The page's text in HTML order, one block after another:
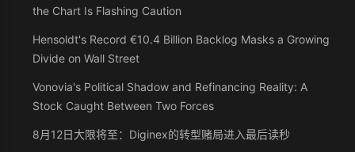
the Chart Is Flashing Caution
Hensoldt's Record €10.4 Billion Backlog Masks a Growing
Divide on Wall Street
Vonovia's Political Shadow and Refinancing Reality: A
Stock Caught Between Two Forces
8月12日大限将至：Diginex的转型赌局进入最后读秒